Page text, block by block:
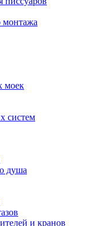
монтажа
моек
систем
душа
и кранов